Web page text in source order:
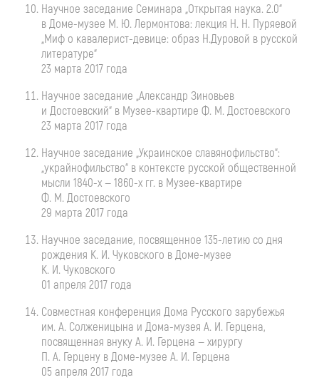
Научное заседание Семинара „Открытая наука. 2.0“
вДоме-музее М. Ю. Лермонтова: лекция Н. Н. Пуряевой
„Миф о кавалерист-девице: образ Н.Дуровой в русской
литературе“
23 марта 2017 года
Научное заседание „Александр Зиновьев
и Достоевский“ в Музее-квартире Ф. М. Достоевского
23 марта 2017 года
Научное заседание „Украинское славянофильство“:
„украйнофильство“ в контексте русской общественной
мысли 1840-х —1860-х гг. в Музее-квартире
Ф. М. Достоевского
29 марта 2017 года
Научное заседание, посвященное 135-летию со дня
рождения К. И. Чуковского вДоме-музее
К. И. Чуковского
01 апреля 2017 года
Совместная конференция Дома Русского зарубежья
им. А. Солженицына и Дома-музея А. И. Герцена,
посвященная внукуА. И. Герцена — хирургу
П. А. Герцену вДоме-музее А. И. Герцена
05 апреля 2017 года